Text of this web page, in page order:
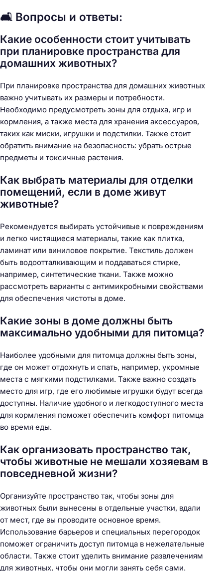
🛋️ Вопросы и ответы:
Какие особенности стоит учитывать
при планировке пространства для
домашних животных?
При планировке пространства для домашних животных
важно учитывать их размеры и потребности.
Необходимо предусмотреть зоны для отдыха, игр и
кормления, а также места для хранения аксессуаров,
таких как миски, игрушки и подстилки. Также стоит
обратить внимание на безопасность: убрать острые
предметы и токсичные растения.
Как выбрать материалы для отделки
помещений, если в доме живут
животные?
Рекомендуется выбирать устойчивые к повреждениям
и легко чистящиеся материалы, такие как плитка,
ламинат или виниловое покрытие. Текстиль должен
быть водоотталкивающим и поддаваться стирке,
например, синтетические ткани. Также можно
рассмотреть варианты с антимикробными свойствами
для обеспечения чистоты в доме.
Какие зоны в доме должны быть
максимально удобными для питомца?
Наиболее удобными для питомца должны быть зоны,
где он может отдохнуть и спать, например, укромные
места с мягкими подстилками. Также важно создать
место для игр, где его любимые игрушки будут всегда
доступны. Наличие удобного и легкодоступного места
для кормления поможет обеспечить комфорт питомца
во время еды.
Как организовать пространство так,
чтобы животные не мешали хозяевам в
повседневной жизни?
Организуйте пространство так, чтобы зоны для
животных были вынесены в отдельные участки, вдали
от мест, где вы проводите основное время.
Использование барьеров и специальных перегородок
поможет ограничить доступ питомца в нежелательные
области. Также стоит уделить внимание развлечениям
для животных, чтобы они могли занять себя сами.